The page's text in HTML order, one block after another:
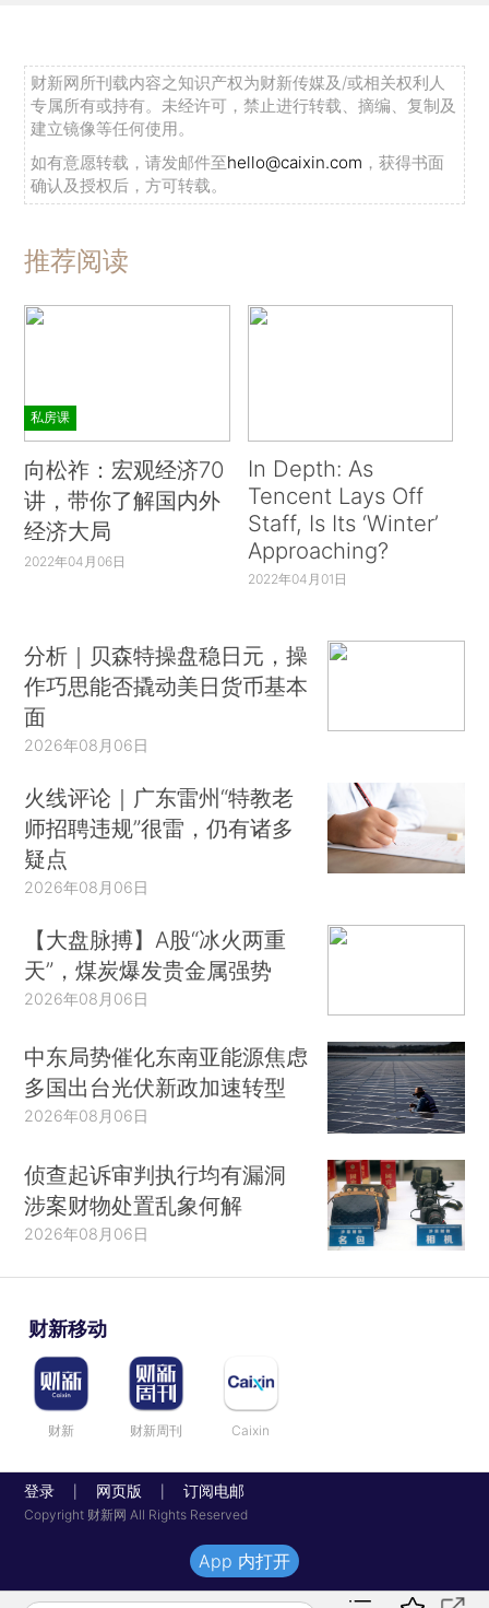
财新网所刊载内容之知识产权为财新传媒及/或相关权利人
专属所有或持有。未经许可，禁止进行转载、摘编、复制及
建立镜像等任何使用。
如有意愿转载，请发邮件至hello@caixin.com ，获得书面
确认及授权后，方可转载。
推荐阅读
私房课
向松祚：宏观经济70
讲，带你了解国内外
经济大局
2022年04月06日
In Depth: As
Tencent Lays Off
Staff, Is Its ‘Winter’
Approaching?
2022年04月01日
分析｜贝森特操盘稳日元，操
作巧思能否撬动美日货币基本
面
2026年08月06日
火线评论｜广东雷州“特教老
师招聘违规”很雷，仍有诸多
疑点
2026年08月06日
【大盘脉搏】A股“冰火两重
天”，煤炭爆发贵金属强势
2026年08月06日
中东局势催化东南亚能源焦虑
多国出台光伏新政加速转型
2026年08月06日
侦查起诉审判执行均有漏洞
涉案财物处置乱象何解
2026年08月06日
财新移动
财新 财新周刊 Caixin
登录 网页版 订阅电邮
Copyright 财新网 All Rights Reserved
App 内打开